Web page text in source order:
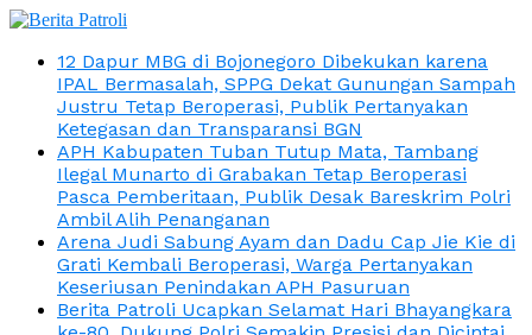
12 Dapur MBG di Bojonegoro Dibekukan karena
IPAL Bermasalah, SPPG Dekat Gunungan Sampah
Justru Tetap Beroperasi, Publik Pertanyakan
Ketegasan dan Transparansi BGN
APH Kabupaten Tuban Tutup Mata, Tambang
Ilegal Munarto di Grabakan Tetap Beroperasi
Pasca Pemberitaan, Publik Desak Bareskrim Polri
Ambil Alih Penanganan
Arena Judi Sabung Ayam dan Dadu Cap Jie Kie di
Grati Kembali Beroperasi, Warga Pertanyakan
Keseriusan Penindakan APH Pasuruan
Berita Patroli Ucapkan Selamat Hari Bhayangkara